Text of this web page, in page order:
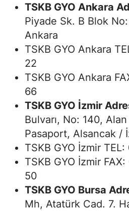
TSKB GYO Ankara
Piyade Sk. B Blok
Ankara
TSKB GYO Ankara
22
TSKB GYO Ankara
66
TSKB GYO İzmir
Bulvarı, No: 140,
Pasaport, Alsancak /
TSKB GYO İzmir
TSKB GYO İzmir
50
TSKB GYO Bursa
Mh, Atatürk Cad. 7.